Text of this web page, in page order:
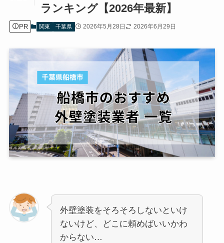
ランキング【2026年最新】
PR 関東 千葉県 2026年5月28日 2026年6月29日
外壁塗装をそろそろしないといけ
ないけど、どこに頼めばいいかわ
からない…